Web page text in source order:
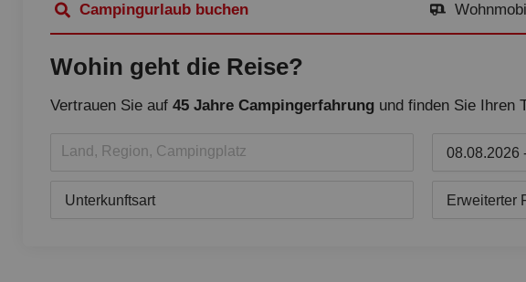
Campingurlaub buchen
Wohin geht die Reise?
Vertrauen Sie auf 45 Jahre Campingerfahrung und finden Sie Ihren
Land, Region, Campingplatz 08.08.2026
Unterkunftsart Erweiterter